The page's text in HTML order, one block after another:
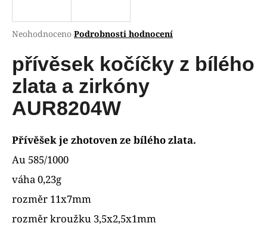
Průměrné
produktu
je
0,0
z
hvězdiček.
Neohodnoceno Podrobnosti hodnocení
přívěsek kočíčky z bílého
zlata a zirkóny
AUR8204W
Přívěšek je zhotoven ze bílého zlata.
Au 585/1000
váha 0,23g
rozměr 11x7mm
rozměr kroužku 3,5x2,5x1mm
j
t
?
HLEDAT
o
p